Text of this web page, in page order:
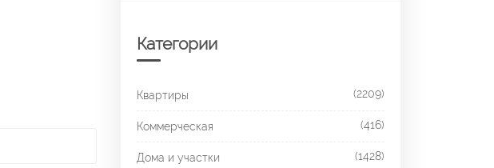
Категории
Квартиры (2209)
Коммерческая (416)
Дома и участки (1428)